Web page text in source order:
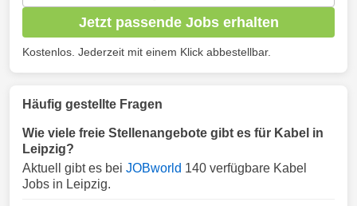
Jetzt passende Jobs erhalten
Kostenlos. Jederzeit mit einem Klick abbestellbar.
Häufig gestellte Fragen
Wie viele freie Stellenangebote gibt es für Kabel in
Leipzig?
Aktuell gibt es bei JOBworld 140 verfügbare Kabel
Jobs in Leipzig.